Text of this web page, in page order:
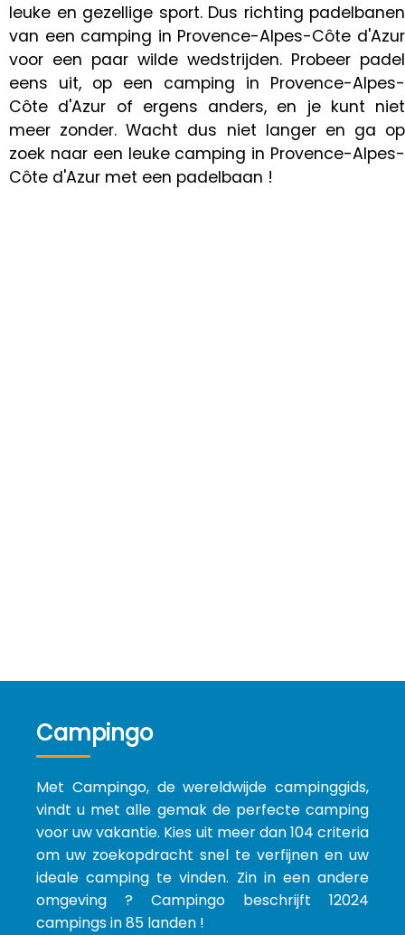
leuke en gezellige sport. Dus richting padelbanen
van een camping in Provence-Alpes-Côte d'Azur
voor een paar wilde wedstrijden. Probeer padel
eens uit, op een camping in Provence-Alpes-
Côte d'Azur of ergens anders, en je kunt niet
meer zonder. Wacht dus niet langer en ga op
zoek naar een leuke camping in Provence-Alpes-
Côte d'Azur met een padelbaan !
Campingo
Met Campingo, de wereldwijde campinggids,
vindt u met alle gemak de perfecte camping
voor uw vakantie. Kies uit meer dan 104 criteria
om uw zoekopdracht snel te verfijnen en uw
ideale camping te vinden. Zin in een andere
omgeving ? Campingo beschrijft 12024
campings in 85 landen !